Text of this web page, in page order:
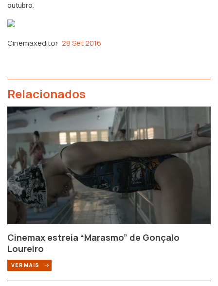
outubro.
Cinemaxeditor 28 Set 2016
Relacionados
Cinemax estreia “Marasmo” de Gonçalo
Loureiro
VER MAIS